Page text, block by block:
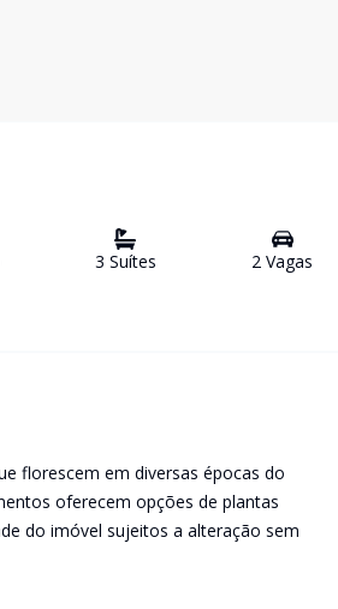
3 Suítes 2 Vagas
florescem em diversas épocas do
oferecem opções de plantas
do imóvel sujeitos a alteração sem